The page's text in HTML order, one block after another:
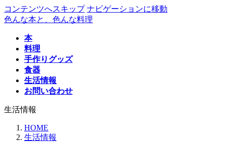
コンテンツへスキップ ナビゲーションに移動
色んな本と、色んな料理
本
料理
手作りグッズ
食器
生活情報
お問い合わせ
生活情報
HOME
生活情報